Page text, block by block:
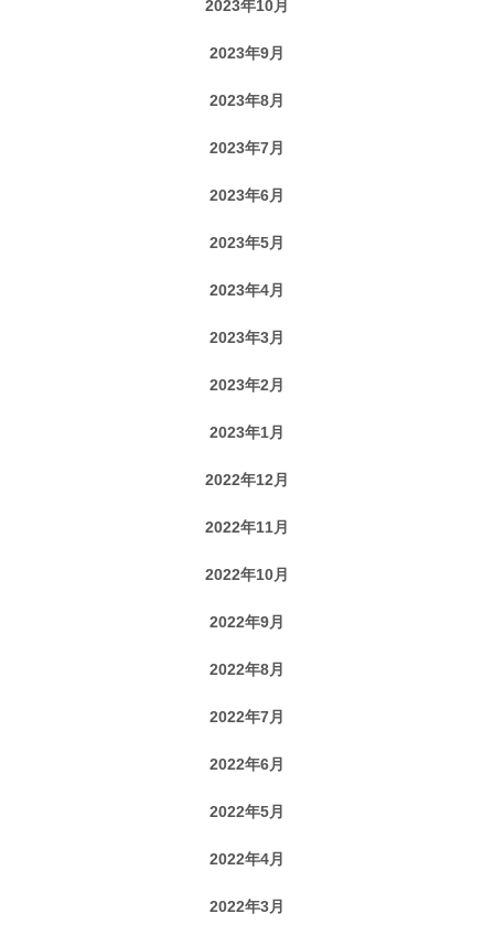
2023年10月
2023年9月
2023年8月
2023年7月
2023年6月
2023年5月
2023年4月
2023年3月
2023年2月
2023年1月
2022年12月
2022年11月
2022年10月
2022年9月
2022年8月
2022年7月
2022年6月
2022年5月
2022年4月
2022年3月